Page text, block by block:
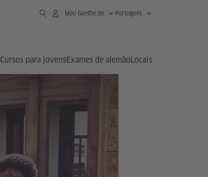
Meu Goethe.de Português
Cursos para jovensExames de alemãoLocais